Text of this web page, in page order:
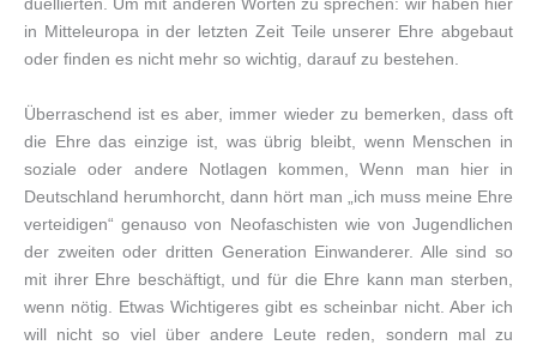
duellierten. Um mit anderen Worten zu sprechen: wir haben hier
in Mitteleuropa in der letzten Zeit Teile unserer Ehre abgebaut
oder finden es nicht mehr so wichtig, darauf zu bestehen.
Überraschend ist es aber, immer wieder zu bemerken, dass oft
die Ehre das einzige ist, was übrig bleibt, wenn Menschen in
soziale oder andere Notlagen kommen, Wenn man hier in
Deutschland herumhorcht, dann hört man „ich muss meine Ehre
verteidigen“ genauso von Neofaschisten wie von Jugendlichen
der zweiten oder dritten Generation Einwanderer. Alle sind so
mit ihrer Ehre beschäftigt, und für die Ehre kann man sterben,
wenn nötig. Etwas Wichtigeres gibt es scheinbar nicht. Aber ich
will nicht so viel über andere Leute reden, sondern mal zu